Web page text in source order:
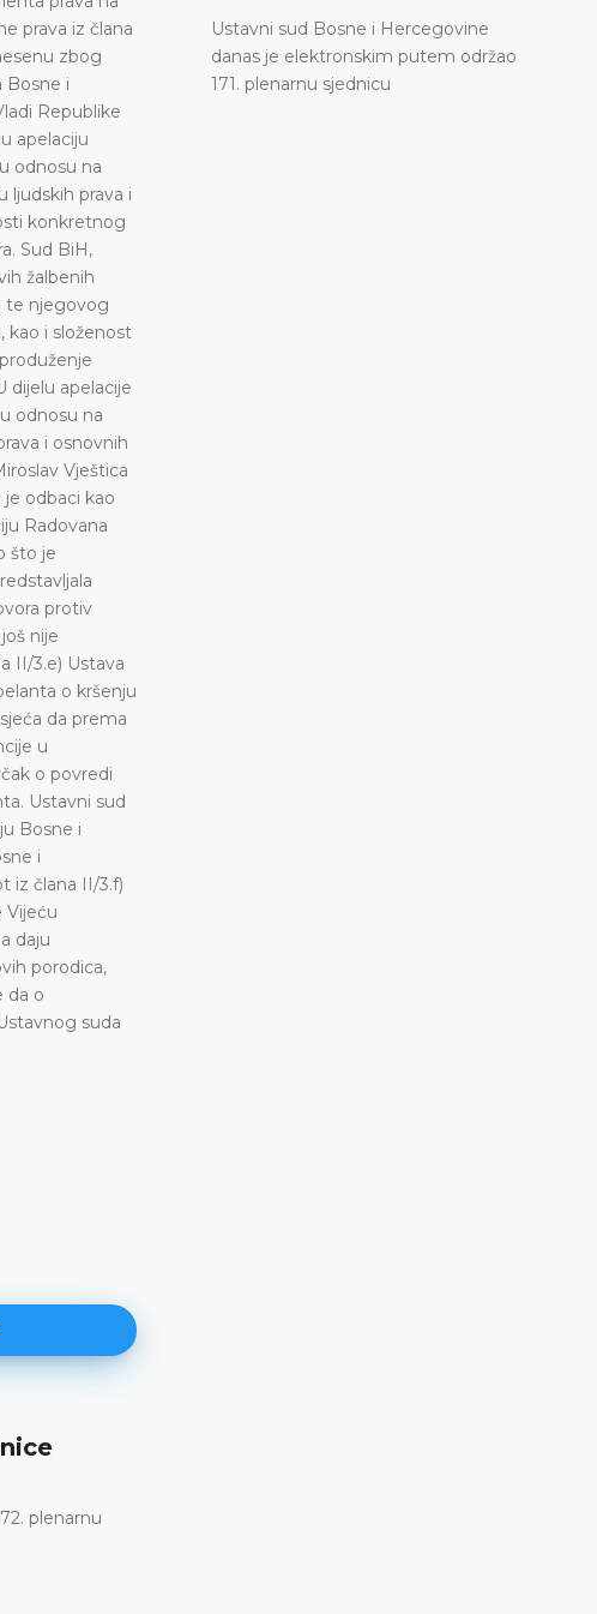
Ustavni sud Bosne i Hercegovine danas je elektronskim
Ustavni sud Bosne i Hercegovine
danas je elektronskim putem održao
171. plenarnu sjednicu